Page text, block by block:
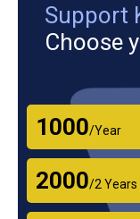
Support
Choose
₹1000/Year
₹2000/2 Years